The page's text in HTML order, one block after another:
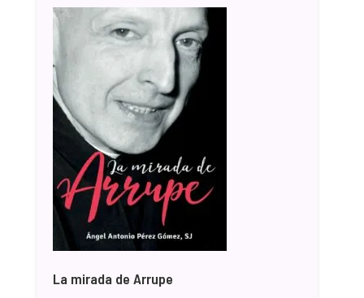
La mirada de Arrupe